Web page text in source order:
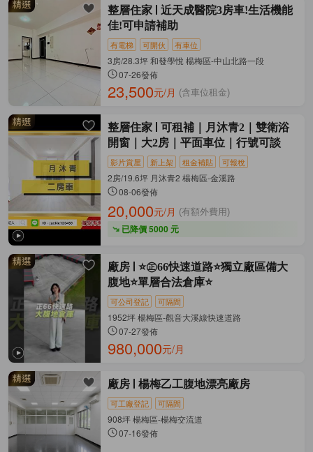
整層住家
近天成醫院3房車!生活機能
佳!可申請補助
有電梯 可開伙 有車位
3房/28.3坪 和發學悅 楊梅區-中山北路一段
07-26發佈
23,500元/月 (含車位租金)
整層住家
可租補｜月沐青2｜雙衛浴
開窗｜大2房｜平面車位｜行號可談
影片賞屋 新上架 租金補貼 可報稅
2房/19.6坪 月沐青2 楊梅區-金溪路
08-06發佈
20,000元/月 (有額外費用)
已降價 5000 元
廠房
⭐㊣66快速道路⭐獨立廠區備大
腹地⭐單層合法倉庫⭐
可公司登記 可隔間
1952坪 楊梅區-觀音大溪線快速道路
07-27發佈
980,000元/月
廠房 楊梅乙工腹地漂亮廠房
可工廠登記 可隔間
908坪 楊梅區-楊梅交流道
07-16發佈